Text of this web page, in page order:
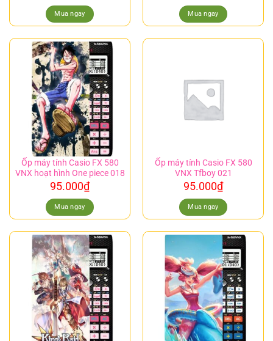
Mua ngay Mua ngay
Ốp máy tính Casio FX 580
VNX hoạt hình One piece 018
95.000₫
Mua ngay
Ốp máy tính Casio FX 580
VNX Tfboy 021
95.000₫
Mua ngay